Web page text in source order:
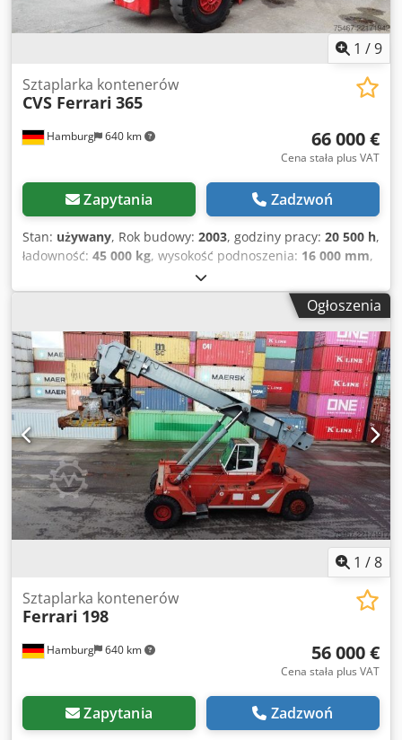
boczny do kontenerów 20-40 stóp
1 /9
Hamburg 640 km
Sztaplarka kontenerów
CVS Ferrari 365
66 000 €
Cena stała plus VAT
Zapytania Zadzwoń
Stan: używany, Rok budowy: 2003, godziny pracy: 20 500 h,
ładowność: 45 000 kg, wysokość podnoszenia: 16 000 mm,
, wysokość konstrukcyjna:
typ przekładni:automatyczny, Wyposażenie:kabina,
, 2X dostępne, lokalizacja pomiędzy
Monachium a Norymbergą Oględziny i odbiór w pobliżu
Monachium Wszystkie inspekcje zostały przeprowadzone,
stan dobry Silnik Volvo 174 kW Oględziny tylko po
wcześniejszym umówieniu terminu F 365 Ferrari Szerokość
przód: 4250 mm Tył: 3360 mm Długość podwozia: 8600 mm
Wysokość całkowita: 4700 mm Wysokość podwozia: 3660
mm A - Bock Waga: 65600 kg ? 9500 kg rozdzielacz ? 8500
kg maszt Waga podwozia: 47600 kg Masa transportowa –
waga Dcsdpfxezfylhe Afmjk
Ogłoszenia
1 /8
Hamburg 640 km
Sztaplarka kontenerów
Ferrari 198
56 000 €
Cena stała plus VAT
Zapytania Zadzwoń